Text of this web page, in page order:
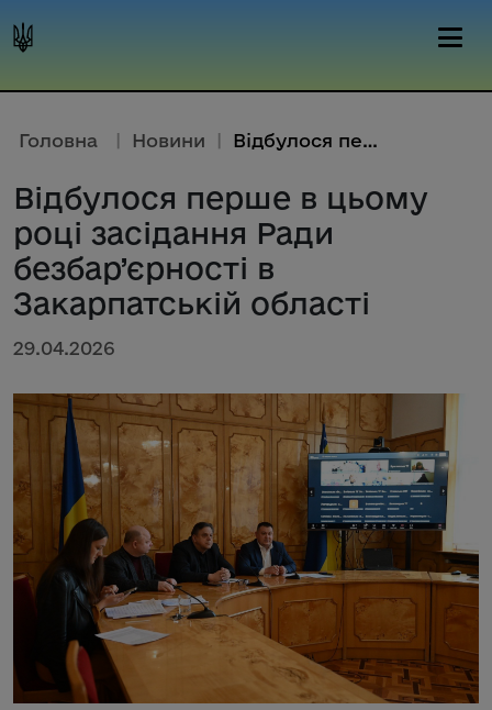
Головна | Новини | Відбулося перше в цьому році з...
Відбулося перше в цьому
році засідання Ради
безбар’єрності в
Закарпатській області
29.04.2026